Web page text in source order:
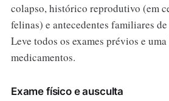
colapso, histórico reprodutivo (em
felinas) e antecedentes familiares
Leve todos os exames prévios e
medicamentos.
Exame físico e ausculta